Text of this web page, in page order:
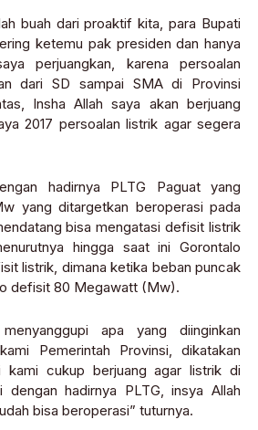
buah dari proaktif kita, para Bupati
ketemu pak presiden dan hanya
perjuangkan, karena persoalan
dari SD sampai SMA di Provinsi
Insha Allah saya akan berjuang
2017 persoalan listrik agar segera
hadirnya PLTG Paguat yang
yang ditargetkan beroperasi pada
bisa mengatasi defisit listrik
hingga saat ini Gorontalo
listrik, dimana ketika beban puncak
defisit 80 Megawatt (Mw).
apa yang diinginkan
Pemerintah Provinsi, dikatakan
kami cukup berjuang agar listrik di
dengan hadirnya PLTG, insya Allah
bisa beroperasi” tuturnya.